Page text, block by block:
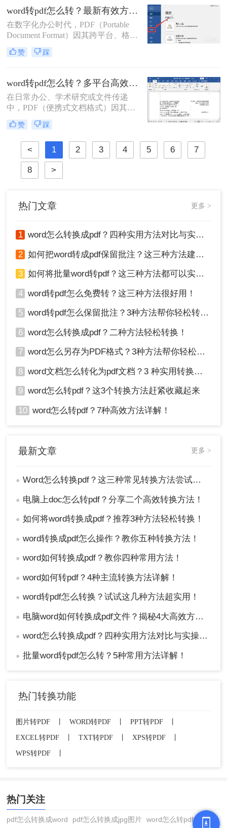
word转pdf怎么转？最新有效方法全解析！
在数字化办公时代，PDF（Portable
Document Format）因其跨平台、格式
固定、不易被编辑的特性，已成为文
档分发、归档和打印的首选格式。而
容的主要工具。因此，将Word文档完
美地转换为PDF，是一项几乎每个人
都会遇到的核心需求。
赞 踩
word转pdf怎么转？多平台高效转换方法详解！
在日常办公、学术研究或文件传递
中，PDF（便携式文档格式）因其跨
平台、格式固定、不易被篡改的特
性，已成为文件分发和归档的首选格
式。而Microsoft Word作为最主流的文
档编辑工具，我们经常需要将其编辑
好的文档转换为PDF。无论是为了提
交作业、发送简历，还是发布报告，
赞 踩
< 1 2 3 4 5 6 7
8 >
热门文章 更多 >
1 word怎么转换成pdf？四种实用方法对比与实操指南（附详细表格）！
2 如何把word转成pdf保留批注？这三种方法建议收藏！
3 如何将批量word转pdf？这三种方法都可以实现批量转换
4 word转pdf怎么免费转？这三种方法很好用！
5 word转pdf怎么保留批注？3种方法帮你轻松转换！
6 word怎么转换成pdf？二种方法轻松转换！
7 word怎么另存为PDF格式？3种方法帮你轻松转换!
8 word文档怎么转化为pdf文档？3 种实用转换方法，完美保留原文档格式！
9 word怎么转pdf？这3个转换方法赶紧收藏起来
10 word怎么转pdf？7种高效方法详解！
最新文章 更多 >
● Word怎么转换pdf？这三种常见转换方法尝试下！
● 电脑上doc怎么转pdf？分享二个高效转换方法！
● 如何将word转换成pdf？推荐3种方法轻松转换！
● word转换成pdf怎么操作？教你五种转换方法！
● word如何转换成pdf？教你四种常用方法！
● word如何转pdf？4种主流转换方法详解！
● word转pdf怎么转换？试试这几种方法超实用！
● 电脑word如何转换成pdf文件？揭秘4大高效方法，轻松搞定所有场景！
● word怎么转换成pdf？四种实用方法对比与实操指南（附详细表格）！
● 批量word转pdf怎么转？5种常用方法详解！
热门转换功能
图片转PDF WORD转PDF PPT转PDF
EXCEL转PDF
TXT转PDF XPS转PDF
WPS转PDF
热门关注
pdf怎么转换成word pdf怎么转换成jpg图片 word怎么转pdf